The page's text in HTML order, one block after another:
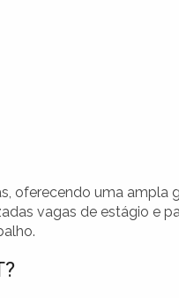
oferecendo uma
vagas de estágio e